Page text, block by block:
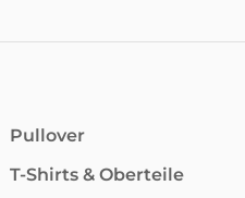
Pullover
T-Shirts & Oberteile